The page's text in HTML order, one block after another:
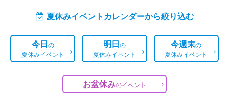
夏休みイベントカレンダーから絞り込む
今日の
夏休みイベント
明日の
夏休みイベント
今週末の
夏休みイベント
お盆休みのイベント